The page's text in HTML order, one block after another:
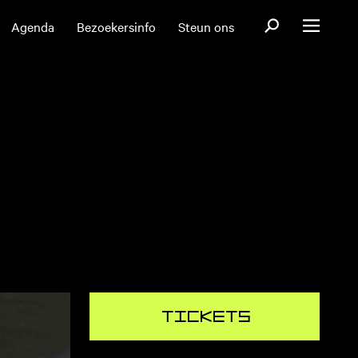
Agenda Bezoekersinfo Steun ons OpenOpen menu
Tickets